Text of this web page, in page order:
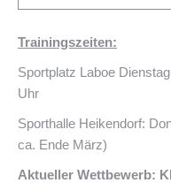
Trainingszeiten:
Sportplatz Laboe
Uhr
Sporthalle Heikendorf:
ca. Ende März)
Aktueller Wettbewerb: